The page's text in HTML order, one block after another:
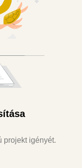
projekt igényét.